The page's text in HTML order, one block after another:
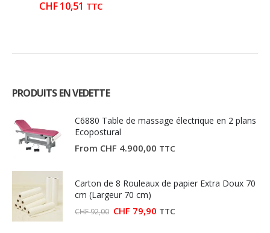
CHF10,51 TTC
PRODUITS EN VEDETTE
C6880 Table de massage électrique en 2 plans
Ecopostural
From CHF 4.900,00 TTC
Carton de 8 Rouleaux de papier Extra Doux 70
cm (Largeur 70 cm)
CHF92,00 Le
CHF 79,90Le
TTC